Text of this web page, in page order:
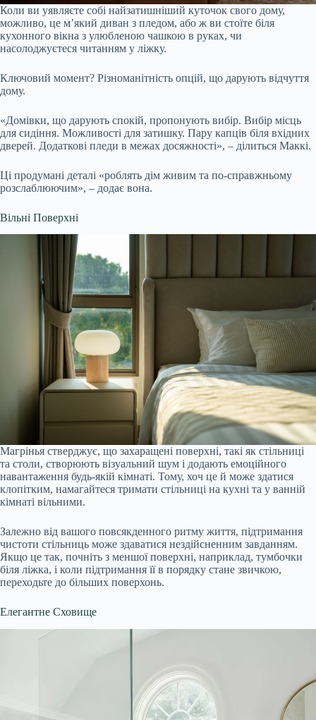
Коли ви уявляєте собі найзатишніший куточок свого дому,
можливо, це м’який диван з пледом, або ж ви стоїте біля
кухонного вікна з улюбленою чашкою в руках, чи
насолоджуєтеся читанням у ліжку.
Ключовий момент? Різноманітність опцій, що дарують відчуття
дому.
«Домівки, що дарують спокій, пропонують вибір. Вибір місць
для сидіння. Можливості для затишку. Пару капців біля вхідних
дверей. Додаткові пледи в межах досяжності», – ділиться Маккі.
Ці продумані деталі «роблять дім живим та по-справжньому
розслаблюючим», – додає вона.
Вільні Поверхні
Магрінья стверджує, що захаращені поверхні, такі як стільниці
та столи, створюють візуальний шум і додають емоційного
навантаження будь-якій кімнаті. Тому, хоч це й може здатися
клопітким, намагайтеся тримати стільниці на кухні та у ванній
кімнаті вільними.
Залежно від вашого повсякденного ритму життя, підтримання
чистоти стільниць може здаватися нездійсненним завданням.
Якщо це так, почніть з меншої поверхні, наприклад, тумбочки
біля ліжка, і коли підтримання її в порядку стане звичкою,
переходьте до більших поверхонь.
Елегантне Сховище